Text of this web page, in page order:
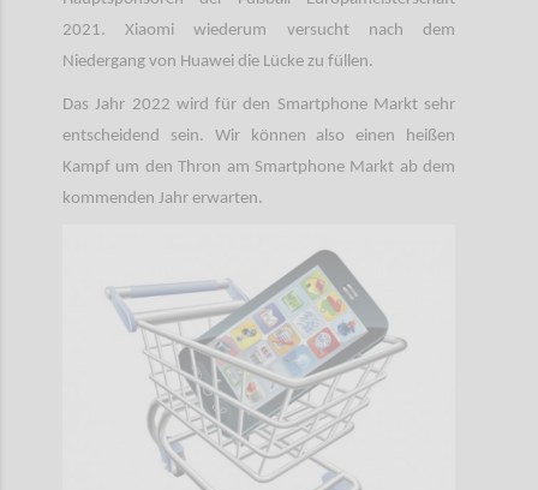
2021. Xiaomi wiederum versucht nach dem
Niedergang von Huawei die Lücke zu füllen.
Das Jahr 2022 wird für den Smartphone Markt sehr
entscheidend sein. Wir können also einen heißen
Kampf um den Thron am Smartphone Markt ab dem
kommenden Jahr erwarten.